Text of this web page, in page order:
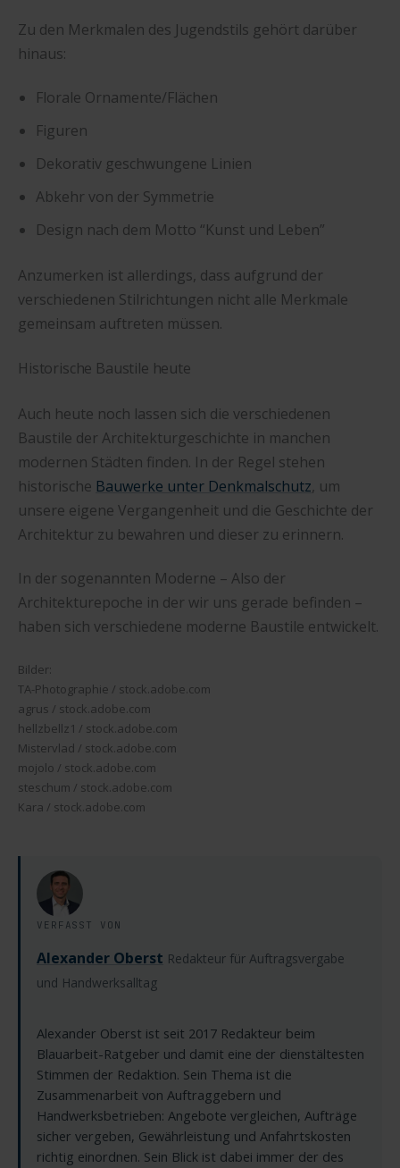
Zu den Merkmalen des Jugendstils gehört darüber
hinaus:
Florale Ornamente/Flächen
Figuren
Dekorativ geschwungene Linien
Abkehr von der Symmetrie
Design nach dem Motto “Kunst und Leben”
Anzumerken ist allerdings, dass aufgrund der
verschiedenen Stilrichtungen nicht alle Merkmale
gemeinsam auftreten müssen.
Historische Baustile heute
Auch heute noch lassen sich die verschiedenen
Baustile der Architekturgeschichte in manchen
modernen Städten finden. In der Regel stehen
historische Bauwerke unter Denkmalschutz, um
unsere eigene Vergangenheit und die Geschichte der
Architektur zu bewahren und dieser zu erinnern.
In der sogenannten Moderne – Also der
Architekturepoche in der wir uns gerade befinden –
haben sich verschiedene moderne Baustile entwickelt.
Bilder:
TA-Photographie / stock.adobe.com
agrus / stock.adobe.com
hellzbellz1 / stock.adobe.com
Mistervlad / stock.adobe.com
mojolo / stock.adobe.com
steschum / stock.adobe.com
Kara / stock.adobe.com
VERFASST VON
Alexander Oberst Redakteur für Auftragsvergabe
und Handwerksalltag
Alexander Oberst ist seit 2017 Redakteur beim
Blauarbeit-Ratgeber und damit eine der dienstältesten
Stimmen der Redaktion. Sein Thema ist die
Zusammenarbeit von Auftraggebern und
Handwerksbetrieben: Angebote vergleichen, Aufträge
sicher vergeben, Gewährleistung und Anfahrtskosten
richtig einordnen. Sein Blick ist dabei immer der des